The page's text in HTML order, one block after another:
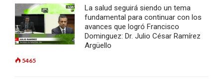
La salud seguirá siendo un tema
fundamental para continuar con los
avances que logró Francisco
Dominguez: Dr. Julio César Ramírez
Argüello
5465